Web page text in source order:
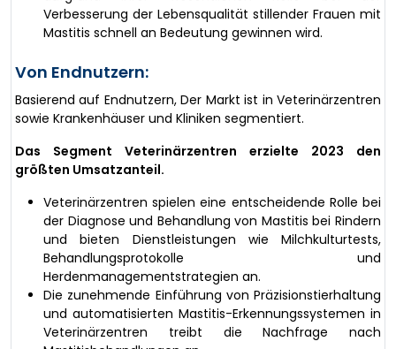
Verbesserung der Lebensqualität stillender Frauen mit
Mastitis schnell an Bedeutung gewinnen wird.
Von Endnutzern:
Basierend auf Endnutzern, Der Markt ist in Veterinärzentren
sowie Krankenhäuser und Kliniken segmentiert.
Das Segment Veterinärzentren erzielte 2023 den
größten Umsatzanteil.
Veterinärzentren spielen eine entscheidende Rolle bei
der Diagnose und Behandlung von Mastitis bei Rindern
und bieten Dienstleistungen wie Milchkulturtests,
Behandlungsprotokolle und
Herdenmanagementstrategien an.
Die zunehmende Einführung von Präzisionstierhaltung
und automatisierten Mastitis-Erkennungssystemen in
Veterinärzentren treibt die Nachfrage nach